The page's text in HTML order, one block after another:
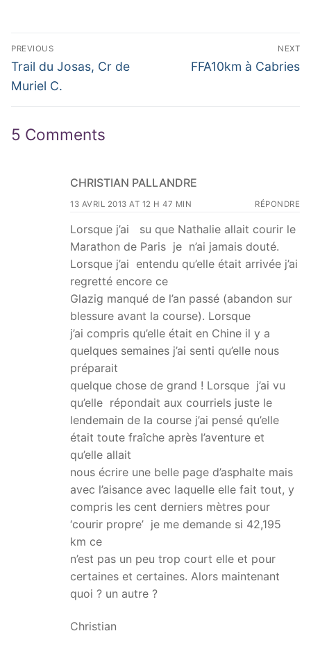
Navigation
de
l’article
PREVIOUS
Previous
post:
Trail du Josas, Cr de
Muriel C.
NEXT
Next
FFA10km à Cabries
5 Comments
CHRISTIAN PALLANDRE
13 AVRIL 2013 AT 12 H 47 MIN RÉPONDRE
Lorsque j’ai su que Nathalie allait courir le
Marathon de Paris je n’ai jamais douté.
Lorsque j’ai entendu qu’elle était arrivée j’ai
regretté encore ce
Glazig manqué de l’an passé (abandon sur
blessure avant la course). Lorsque
j’ai compris qu’elle était en Chine il y a
quelques semaines j’ai senti qu’elle nous
préparait
quelque chose de grand ! Lorsque j’ai vu
qu’elle répondait aux courriels juste le
lendemain de la course j’ai pensé qu’elle
était toute fraîche après l’aventure et
qu’elle allait
nous écrire une belle page d’asphalte mais
avec l’aisance avec laquelle elle fait tout, y
compris les cent derniers mètres pour
‘courir propre’ je me demande si 42,195
km ce
n’est pas un peu trop court elle et pour
certaines et certaines. Alors maintenant
quoi ? un autre ?
Christian